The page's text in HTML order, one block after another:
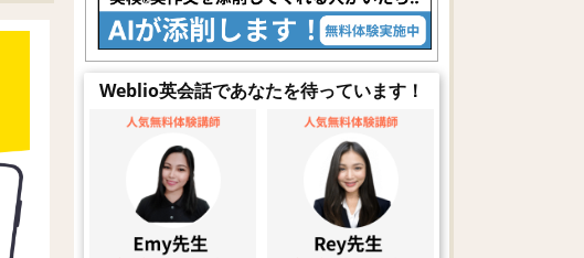
Weblio英会話であなたを待っています！